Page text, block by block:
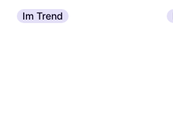
Im Trend